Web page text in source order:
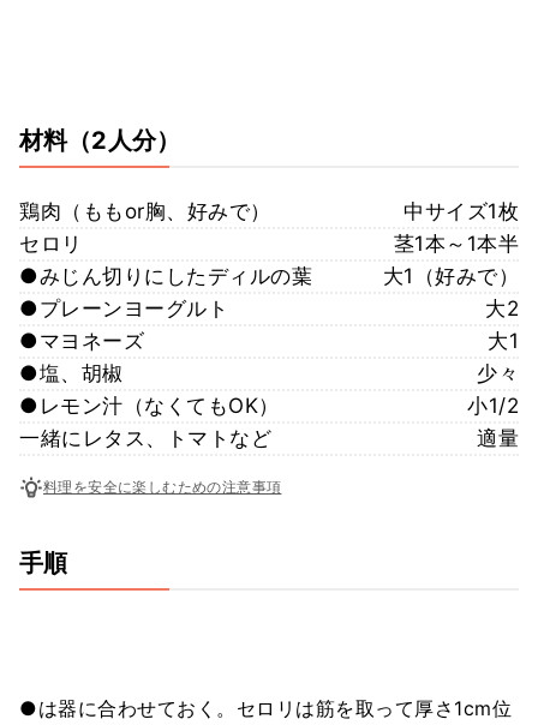
材料（2人分）
鶏肉（ももor胸、好みで）
中サイズ1枚
セロリ
茎1本～1本半
●みじん切りにしたディルの葉
大1（好みで）
●プレーンヨーグルト
大2
●マヨネーズ
大1
●塩、胡椒
少々
●レモン汁（なくてもOK）
小1/2
一緒にレタス、トマトなど
適量
料理を安全に楽しむための注意事項
手順
●は器に合わせておく。セロリは筋を取って厚さ1cm位